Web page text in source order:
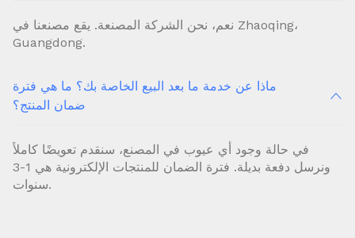
نعم، نحن الشركة المصنعة. يقع مصنعنا في Zhaoqing،
Guangdong.
ماذا عن خدمة ما بعد البيع الخاصة بك؟ ما هي فترة
ضمان المنتج؟
في حالة وجود أي عيوب في المصنع، سنقدم تعويضًا كاملاً
ونرسل دفعة بديلة. فترة الضمان للمنتجات الإلكترونية هي 1-3
سنوات.